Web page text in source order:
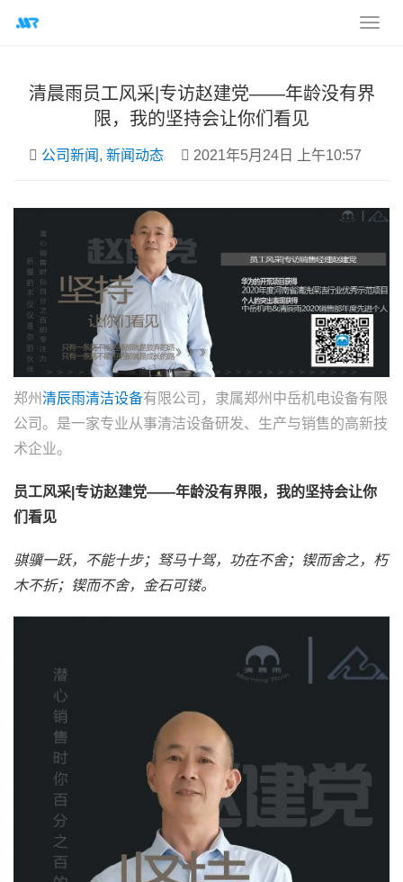
清晨雨员工风采|专访赵建党——年龄没有界
限，我的坚持会让你们看见
公司新闻 , 新闻动态 2021年5月24日 上午10:57
郑州清辰雨清洁设备有限公司，隶属郑州中岳机电设备有限
公司。是一家专业从事清洁设备研发、生产与销售的高新技
术企业。
员工风采|专访赵建党——年龄没有界限，我的坚持会让你
们看见
骐骥一跃，不能十步；驽马十驾，功在不舍；锲而舍之，朽
木不折；锲而不舍，金石可镂。